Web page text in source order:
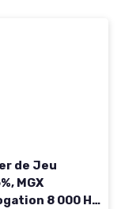
de Jeu
MGX
8 000 Hz,